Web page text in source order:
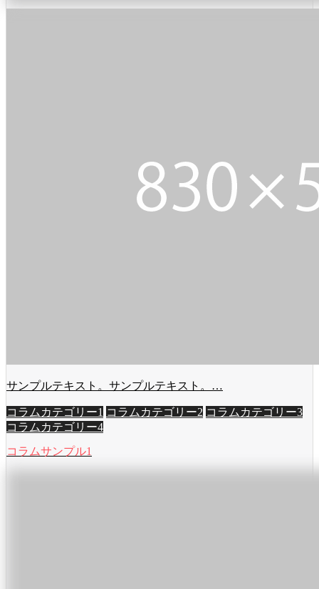
サンプルテキスト。サンプルテキスト。…
コラムカテゴリー1 コラムカテゴリー2 コラムカテゴリー3
コラムカテゴリー4
コラムサンプル1